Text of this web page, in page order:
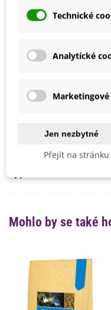
Možnosti Pěstování
Mrazuvzdornost
Sklizeň
Mohlo by se také
Technické
Analytické
Jen nezbytné
Přejít na